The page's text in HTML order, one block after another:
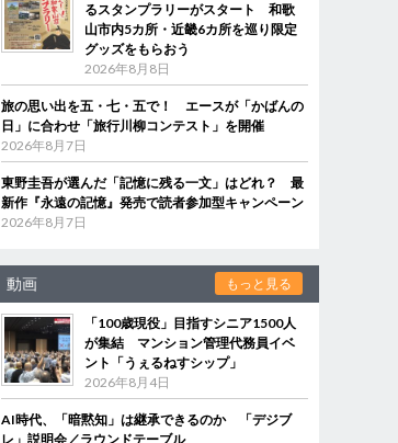
るスタンプラリーがスタート 和歌
山市内5カ所・近畿6カ所を巡り限定
グッズをもらおう
2026年8月8日
旅の思い出を五・七・五で！ エースが「かばんの
日」に合わせ「旅行川柳コンテスト」を開催
2026年8月7日
東野圭吾が選んだ「記憶に残る一文」はどれ？ 最
新作『永遠の記憶』発売で読者参加型キャンペーン
2026年8月7日
動画 もっと見る
「100歳現役」目指すシニア1500人
が集結 マンション管理代務員イベ
ント「うぇるねすシップ」
2026年8月4日
AI時代、「暗黙知」は継承できるのか 「デジブ
レ」説明会／ラウンドテーブル